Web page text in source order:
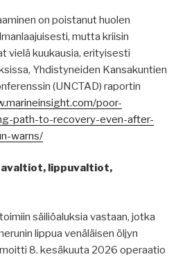
on poistanut huolen
mutta kriisin
vielä kuukausia, erityisesti
Yhdistyneiden Kansakuntien
(UNCTAD) raportin
poor-
path-to-recovery-even-after-
warns/
lippuvaltiot,
säiliöaluksia vastaan, jotka
lippua venäläisen öljyn
8. kesäkuuta 2026 operaatio